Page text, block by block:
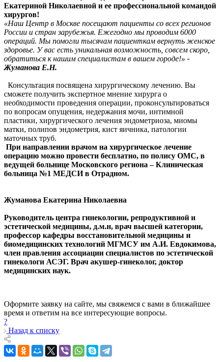
Екатериной Николаевной и ее профессиональной командой
хирургов!
«Наш Центр в Москве посещают пациенты со всех регионов
России и стран зарубежья. Ежегодно мы проводим 6000
операций. Мы помогли тысячам пациенткам вернуть женское
здоровье. У вас есть уникальная возможность, совсем скоро,
обратиться к нашим специалистам в вашем городе!» -
Жуманова Е.Н.
Консультация посвящена хирургическому лечению. Вы
сможете получить экспертное мнение хирурга о
необходимости проведения операции, проконсультироваться
по вопросам опущения, недержания мочи, интимной
пластики, хирургического лечения эндометриоза, миомы
матки, полипов эндометрия, кист яичника, патологии
маточных труб.
При направлении врачом на хирургическое лечение
операцию можно провести бесплатно, по полису ОМС, в
ведущей больнице Московского региона – Клиническая
больница №1 МЕДСИ в Отрадном.
Жуманова Екатерина Николаевна
Руководитель центра гинекологии, репродуктивной и
эстетической медицины, д.м.н, врач высшей категории,
профессор кафедры восстановительной медицины и
биомедицинских технологий МГМСУ им А.И. Евдокимова,
член правления ассоциации специалистов по эстетической
гинекологи АСЭГ. Врач акушер-гинеколог, доктор
медицинских наук.
Оформите заявку на сайте, мы свяжемся с вами в ближайшее
время и ответим на все интересующие вопросы.
?
Назад к списку